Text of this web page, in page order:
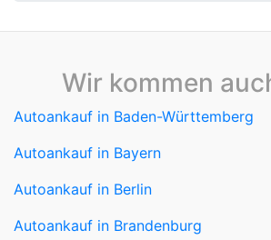
Wir kommen
Autoankauf in Baden-Württemberg
Autoankauf in Bayern
Autoankauf in Berlin
Autoankauf in Brandenburg